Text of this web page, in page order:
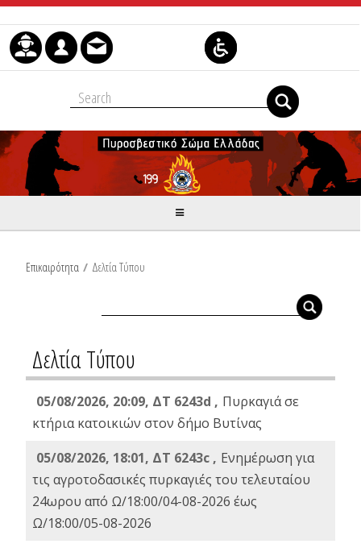
Μετάβαση στο περιεχόμενο
Επικαιρότητα / Δελτία Τύπου
Δελτία Τύπου
05/08/2026, 20:09, ΔΤ 6243d , Πυρκαγιά σε
κτήρια κατοικιών στον δήμο Βυτίνας
05/08/2026, 18:01, ΔΤ 6243c , Ενημέρωση για
τις αγροτοδασικές πυρκαγιές του τελευταίου
24ωρου από Ω/18:00/04-08-2026 έως
Ω/18:00/05-08-2026